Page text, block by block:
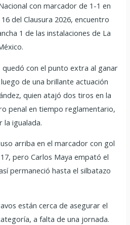
con marcador de 1-1 en
del Clausura 2026, encuentro
1 de las instalaciones de La
con el punto extra al ganar
de una brillante actuación
quien atajó dos tiros en la
penal en tiempo reglamentario,
la igualada.
arriba en el marcador con gol
pero Carlos Maya empató el
permaneció hasta el silbatazo
están cerca de asegurar el
a falta de una jornada.